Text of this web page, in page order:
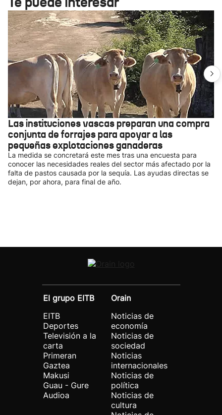
Las instituciones vascas preparan una compra
conjunta de forrajes para apoyar a las
pequeñas explotaciones ganaderas
La medida se concretará este mes tras una encuesta para
conocer las necesidades reales del sector más afectado por la
falta de pastos causada por la sequía. Las ayudas directas se
dejan, por ahora, para final de año.
El grupo EITB
EITB
Deportes
Televisión a la
carta
Primeran
Gaztea
Makusi
Guau - Gure
Audioa
Orain
Noticias de
economía
Noticias de
sociedad
Noticias
internacionales
Noticias de
política
Noticias de
cultura